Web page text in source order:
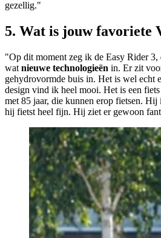
gezellig."
5. Wat is jouw favoriete
"Op dit moment zeg ik de Easy Rider 3,
wat nieuwe technologieën in. Er zit
gehydrovormde buis in. Het is wel echt
design vind ik heel mooi. Het is een
met 85 jaar, die kunnen erop fietsen. Hij
hij fietst heel fijn. Hij ziet er gewoon